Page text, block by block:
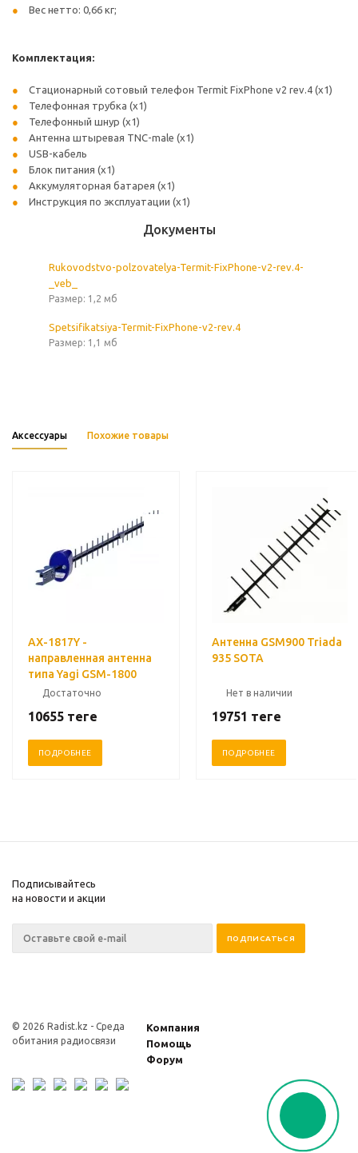
Вес нетто: 0,66 кг;
Комплектация:
Стационарный сотовый телефон Termit FixPhone v2 rev.4 (х1)
Телефонная трубка (х1)
Телефонный шнур (х1)
Антенна штыревая TNC-male (х1)
USB-кабель
Блок питания (х1)
Аккумуляторная батарея (х1)
Инструкция по эксплуатации (х1)
Документы
Rukovodstvo-polzovatelya-Termit-FixPhone-v2-rev.4-
_veb_
Размер: 1,2 мб
Spetsifikatsiya-Termit-FixPhone-v2-rev.4
Размер: 1,1 мб
Аксессуары Похожие товары
AX-1817Y -
направленная антенна
типа Yagi GSM-1800
Достаточно
10655 теңге
ПОДРОБНЕЕ
Антенна GSM900 Triada
935 SOTA
Нет в наличии
19751 теңге
ПОДРОБНЕЕ
Подписывайтесь
на новости и акции
© 2026 Radist.kz - Среда
обитания радиосвязи
Компания
Помощь
Форум